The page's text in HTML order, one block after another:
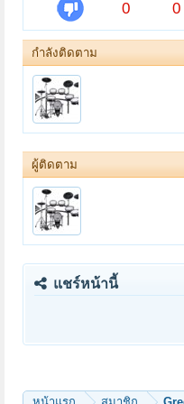
0
0
กำลังติดตาม
ผู้ติดตาม
แชร์หน้านี้